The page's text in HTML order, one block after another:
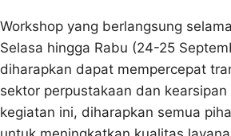
Workshop yang berlangsung
Selasa hingga Rabu (24-25
diharapkan dapat mempercepat
sektor perpustakaan dan
kegiatan ini, diharapkan semua